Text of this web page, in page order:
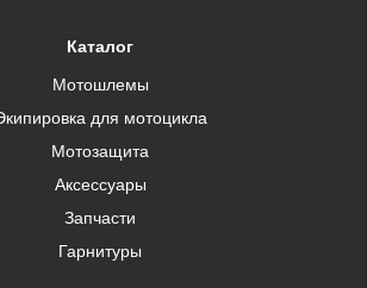
Каталог
Мотошлемы
для мотоцикла
Мотозащита
Аксессуары
Запчасти
Гарнитуры